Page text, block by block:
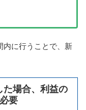
内に行うことで、新
た場合、利益の
要